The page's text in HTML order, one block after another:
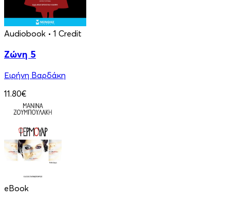
Audiobook • 1 Credit
Ζώνη 5
Ειρήνη Βαρδάκη
11.80€
eBook